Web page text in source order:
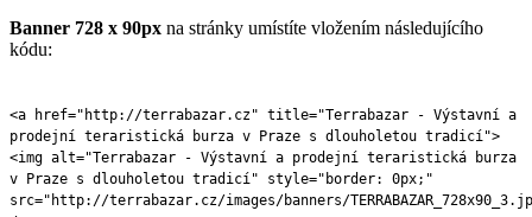
Banner 728 x 90px na stránky umístíte vložením následujícího
kódu:
<a href="http://terrabazar.cz" title="Terrabazar - Výstavní a
prodejní teraristická burza v Praze s dlouholetou tradicí">
<img alt="Terrabazar - Výstavní a prodejní teraristická burza
v Praze s dlouholetou tradicí" style="border: 0px;"
src="http://terrabazar.cz/images/banners/